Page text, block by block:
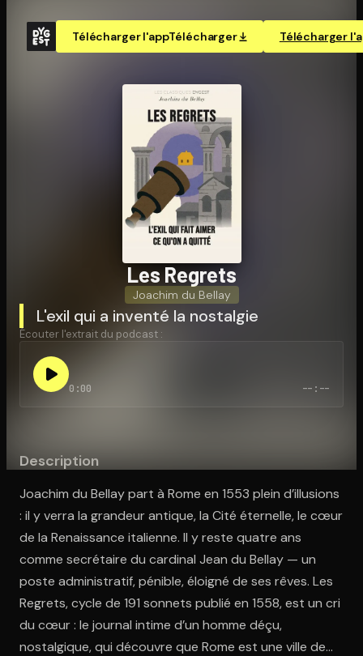
Télécharger l'appTélécharger Télécharger
Les Regrets
Joachim du Bellay
L'exil qui a inventé la nostalgie
Écouter l'extrait du podcast :
0:00 --:--
Description
Joachim du Bellay part à Rome en 1553 plein d’illusions
: il y verra la grandeur antique, la Cité éternelle, le cœur
de la Renaissance italienne. Il y reste quatre ans
comme secrétaire du cardinal Jean du Bellay — un
poste administratif, pénible, éloigné de ses rêves. Les
Regrets, cycle de 191 sonnets publié en 1558, est un cri
du cœur : le journal intime d’un homme déçu,
nostalgique, qui découvre que Rome est une ville de